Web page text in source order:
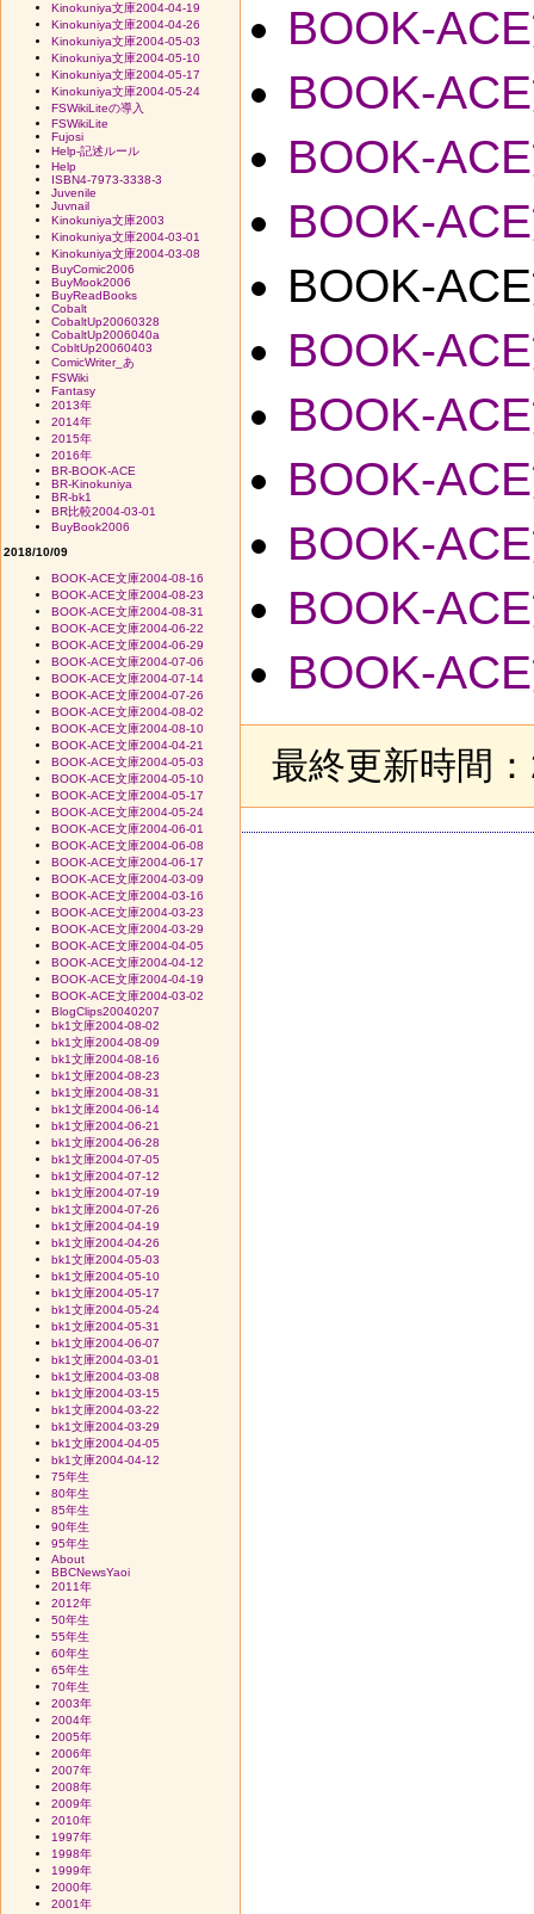
BOOK-
BOOK-
BOOK-
BOOK-
BOOK-
BOOK-
BOOK-
BOOK-
BOOK-
BOOK-
BOOK-
最終更新時間
Kinokuniya文庫2004-04-19
Kinokuniya文庫2004-04-26
Kinokuniya文庫2004-05-03
Kinokuniya文庫2004-05-10
Kinokuniya文庫2004-05-17
Kinokuniya文庫2004-05-24
FSWikiLiteの導入
FSWikiLite
Fujosi
Help-記述ルール
Help
ISBN4-7973-3338-3
Juvenile
Juvnail
Kinokuniya文庫2003
Kinokuniya文庫2004-03-01
Kinokuniya文庫2004-03-08
BuyComic2006
BuyMook2006
BuyReadBooks
Cobalt
CobaltUp20060328
CobaltUp2006040a
CobltUp20060403
ComicWriter_あ
FSWiki
Fantasy
2013年
2014年
2015年
2016年
BR-BOOK-ACE
BR-Kinokuniya
BR-bk1
BR比較2004-03-01
BuyBook2006
2018/10/09
BOOK-ACE文庫2004-08-16
BOOK-ACE文庫2004-08-23
BOOK-ACE文庫2004-08-31
BOOK-ACE文庫2004-06-22
BOOK-ACE文庫2004-06-29
BOOK-ACE文庫2004-07-06
BOOK-ACE文庫2004-07-14
BOOK-ACE文庫2004-07-26
BOOK-ACE文庫2004-08-02
BOOK-ACE文庫2004-08-10
BOOK-ACE文庫2004-04-21
BOOK-ACE文庫2004-05-03
BOOK-ACE文庫2004-05-10
BOOK-ACE文庫2004-05-17
BOOK-ACE文庫2004-05-24
BOOK-ACE文庫2004-06-01
BOOK-ACE文庫2004-06-08
BOOK-ACE文庫2004-06-17
BOOK-ACE文庫2004-03-09
BOOK-ACE文庫2004-03-16
BOOK-ACE文庫2004-03-23
BOOK-ACE文庫2004-03-29
BOOK-ACE文庫2004-04-05
BOOK-ACE文庫2004-04-12
BOOK-ACE文庫2004-04-19
BOOK-ACE文庫2004-03-02
BlogClips20040207
bk1文庫2004-08-02
bk1文庫2004-08-09
bk1文庫2004-08-16
bk1文庫2004-08-23
bk1文庫2004-08-31
bk1文庫2004-06-14
bk1文庫2004-06-21
bk1文庫2004-06-28
bk1文庫2004-07-05
bk1文庫2004-07-12
bk1文庫2004-07-19
bk1文庫2004-07-26
bk1文庫2004-04-19
bk1文庫2004-04-26
bk1文庫2004-05-03
bk1文庫2004-05-10
bk1文庫2004-05-17
bk1文庫2004-05-24
bk1文庫2004-05-31
bk1文庫2004-06-07
bk1文庫2004-03-01
bk1文庫2004-03-08
bk1文庫2004-03-15
bk1文庫2004-03-22
bk1文庫2004-03-29
bk1文庫2004-04-05
bk1文庫2004-04-12
75年生
80年生
85年生
90年生
95年生
About
BBCNewsYaoi
2011年
2012年
50年生
55年生
60年生
65年生
70年生
2003年
2004年
2005年
2006年
2007年
2008年
2009年
2010年
1997年
1998年
1999年
2000年
2001年